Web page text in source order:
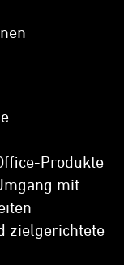
Produkte
mit
zielgerichtete